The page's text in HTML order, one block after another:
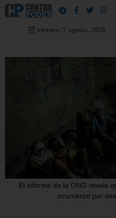
viernes, 7 agosto, 2026
El informe de la ONG revela
ocurrieron por